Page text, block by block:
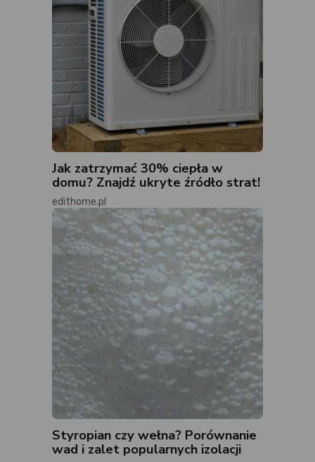
Jak zatrzymać 30% ciepła w
domu? Znajdź ukryte źródło strat!
edithome.pl
Styropian czy wełna? Porównanie
wad i zalet popularnych izolacji